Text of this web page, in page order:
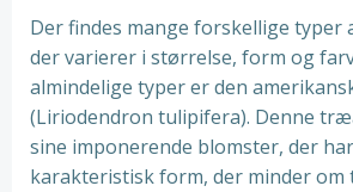
Der findes mange forskellige
der varierer i størrelse, form og
almindelige typer er den
(Liriodendron tulipifera). Denne
sine imponerende blomster, der
karakteristisk form, der minder om